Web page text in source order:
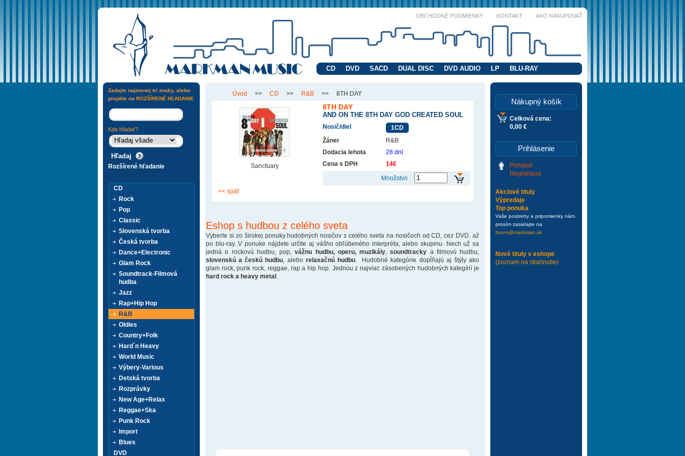
OBCHODNÉ PODMIENKY KONTAKT AKO NAKUPOVAŤ
CD DVD SACD DUAL DISC DVD AUDIO LP BLU-RAY
Úvod >> CD >> R&B >> 8TH DAY
Sanctuary
8TH DAY
AND ON THE 8TH DAY GOD CREATED SOUL
Nosič/diel
1CD
Žáner
R&B
Dodacia lehota
28 dní
Cena s DPH
14€
Množstvo
<< späť
Eshop s hudbou z celého sveta
Vyberte si zo širokej ponuky hudobných nosičov z celého sveta na nosičoch od CD, cez DVD. až
po blu-ray. V ponuke nájdete určite aj vášho obľúbeného interpréta, alebo skupinu. Nech už sa
jedná o rockovú hudbu, pop,vážnu hudbu, operu, muzikály ,soundtracky a filmovú hudbu,
slovenskú a českú hudbu , alebo relaxačnú hudbu. Hudobné kategórie dopĺňajú aj štýly ako
glam rock, punk rock, reggae, rap a hip hop. Jednou z najviac zásobených hudobných kategírií je
hard rock a heavy metal
Nákupný košík
Celková cena:
0,00 €
Prihlásenie
Prihlásiť
Registrácia
Akciové tituly
Výpredaje
Top ponuka
Vaše postrehy a pripomienky nám
prosím zasielajte na
forum@markman.sk
Nové tituly v eshope
(zoznam na stiahnutie)
Zadajte najmenej tri znaky, alebo
prejdite na ROZŠÍRENÉ HĽADANIE
Kde hľadať?
Rozšírené hľadanie
CD
Rock
Pop
Classic
Slovenská tvorba
Česká tvorba
Dance+Electronic
Glam Rock
Soundtrack-Filmová
hudba
Jazz
Rap+Hip Hop
R&B
Oldies
Country+Folk
Hard´n Heavy
World Music
Výbery-Various
Detská tvorba
Rozprávky
New Age+Relax
Reggae+Ska
Punk Rock
Import
Blues
DVD